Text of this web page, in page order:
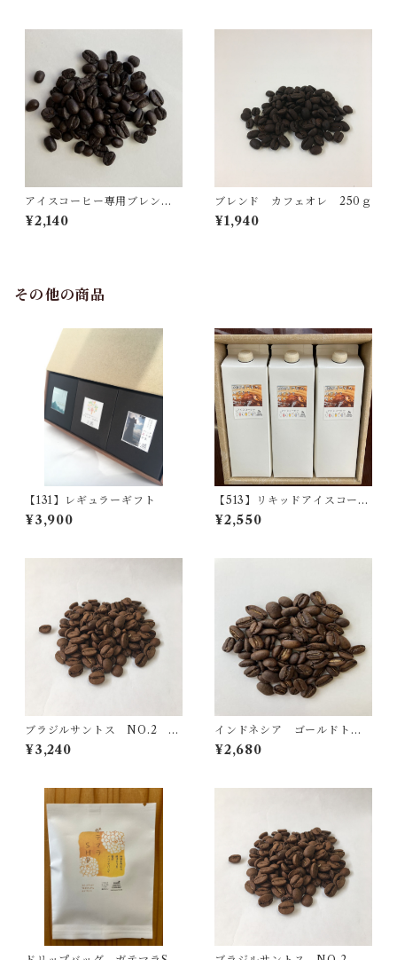
アイスコーヒー専用ブレン
ド 250ｇ
¥2,140
ブレンド カフェオレ 250ｇ
¥1,940
その他の商品
【131】レギュラーギフト
¥3,900
【513】リキッドアイスコーヒ
ー 3本
¥2,550
ブラジルサントス NO.2 5
00ｇ
¥3,240
インドネシア ゴールドトッ
プ マンデリン 250ｇ
¥2,680